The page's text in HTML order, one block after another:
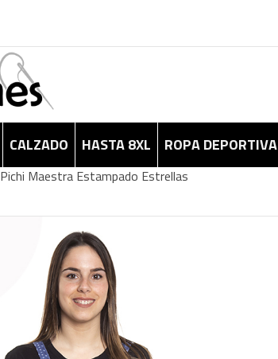
CALZADO HASTA 8XL ROPA DEPORTIVA
Pichi Maestra Estampado Estrellas